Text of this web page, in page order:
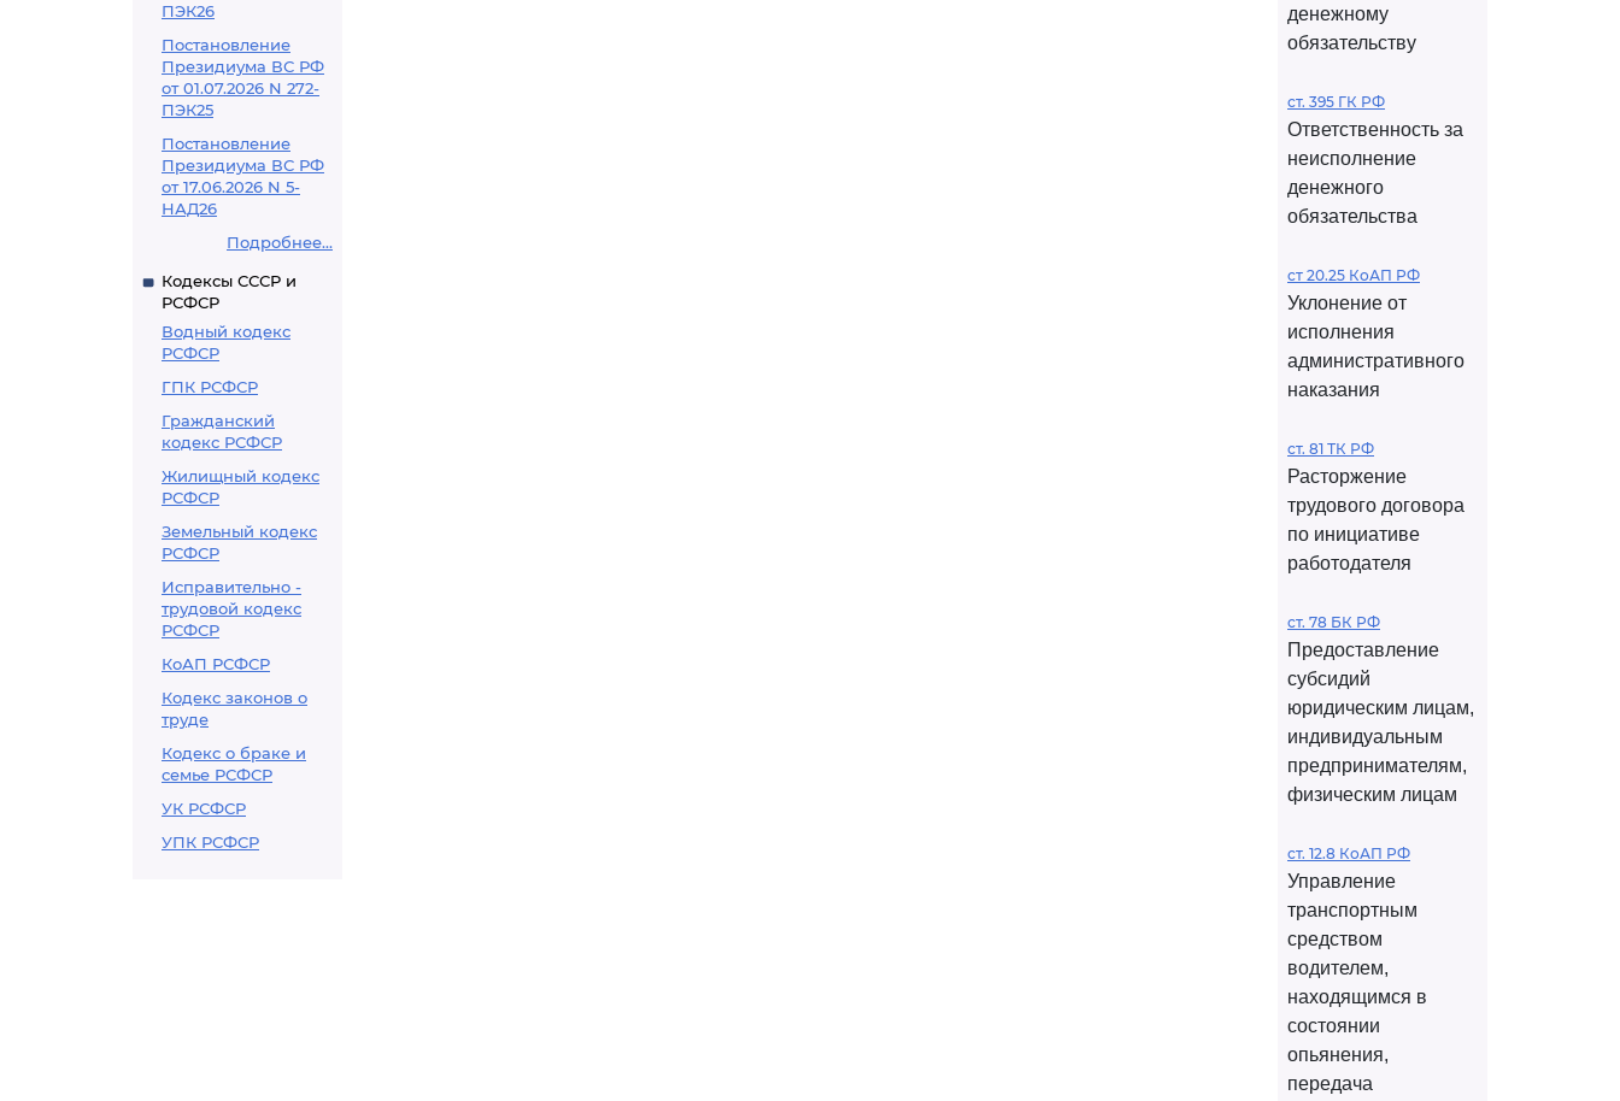
ПЭК26
Постановление
Президиума ВС РФ
от 01.07.2026 N 272-
ПЭК25
Постановление
Президиума ВС РФ
от 17.06.2026 N 5-
НАД26
Подробнее...
Кодексы СССР и
РСФСР
Водный кодекс
РСФСР
ГПК РСФСР
Гражданский
кодекс РСФСР
Жилищный кодекс
РСФСР
Земельный кодекс
РСФСР
Исправительно -
трудовой кодекс
РСФСР
КоАП РСФСР
Кодекс законов о
труде
Кодекс о браке и
семье РСФСР
УК РСФСР
УПК РСФСР
денежному
обязательству
ст. 395 ГК РФ
Ответственность за
неисполнение
денежного
обязательства
ст 20.25 КоАП РФ
Уклонение от
исполнения
административного
наказания
ст. 81 ТК РФ
Расторжение
трудового договора
по инициативе
работодателя
ст. 78 БК РФ
Предоставление
субсидий
юридическим лицам,
индивидуальным
предпринимателям,
физическим лицам
ст. 12.8 КоАП РФ
Управление
транспортным
средством
водителем,
находящимся в
состоянии
опьянения,
передача